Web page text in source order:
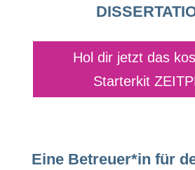
Hol dir jetzt das
Starterkit
Eine Betreuer*in für